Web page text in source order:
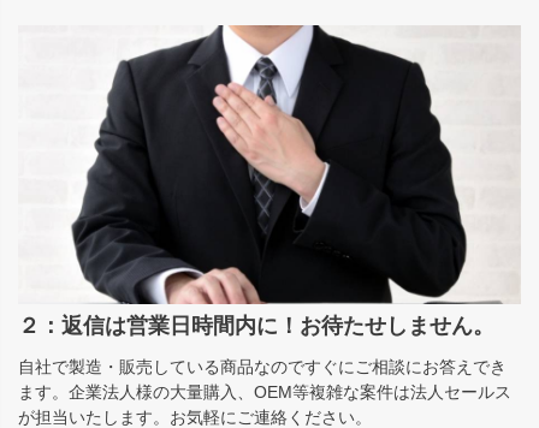
２：返信は営業日時間内に！お待たせしません。
自社で製造・販売している商品なのですぐにご相談にお答えでき
ます。企業法人様の大量購入、OEM等複雑な案件は法人セールス
が担当いたします。お気軽にご連絡ください。